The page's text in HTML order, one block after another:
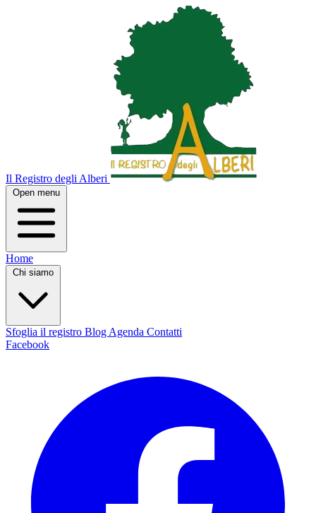
Il Registro degli Alberi
Open menu
Home
Chi siamo
Sfoglia il registro Blog Agenda Contatti
Facebook